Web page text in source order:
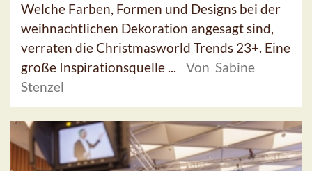
Welche Farben, Formen und Designs bei der
weihnachtlichen Dekoration angesagt sind,
verraten die Christmasworld Trends 23+. Eine
große Inspirationsquelle ...
Von Sabine
Stenzel